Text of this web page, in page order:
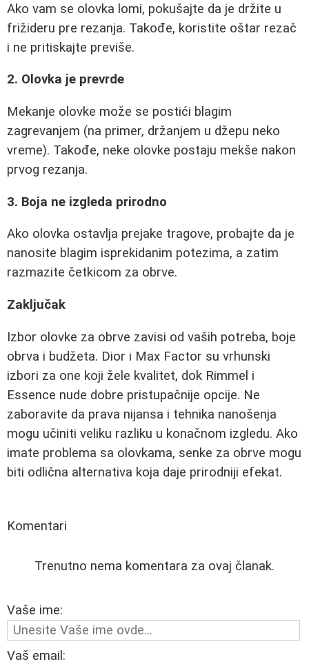
Ako vam se olovka lomi, pokušajte da je držite u
frižideru pre rezanja. Takođe, koristite oštar rezač
i ne pritiskajte previše.
2. Olovka je prevrde
Mekanje olovke može se postići blagim
zagrevanjem (na primer, držanjem u džepu neko
vreme). Takođe, neke olovke postaju mekše nakon
prvog rezanja.
3. Boja ne izgleda prirodno
Ako olovka ostavlja prejake tragove, probajte da je
nanosite blagim isprekidanim potezima, a zatim
razmazite četkicom za obrve.
Zaključak
Izbor olovke za obrve zavisi od vaših potreba, boje
obrva i budžeta. Dior i Max Factor su vrhunski
izbori za one koji žele kvalitet, dok Rimmel i
Essence nude dobre pristupačnije opcije. Ne
zaboravite da prava nijansa i tehnika nanošenja
mogu učiniti veliku razliku u konačnom izgledu. Ako
imate problema sa olovkama, senke za obrve mogu
biti odlična alternativa koja daje prirodniji efekat.
Komentari
Trenutno nema komentara za ovaj članak.
Vaše ime:
Vaš email: